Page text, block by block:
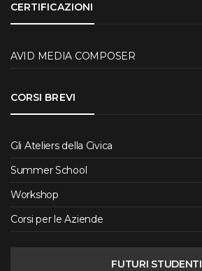
CERTIFICAZIONI
AVID MEDIA COMPOSER
CORSI BREVI
Gli Ateliers della Civica
Summer School
Workshop
Corsi per le Aziende
FUTURI STUDENTI